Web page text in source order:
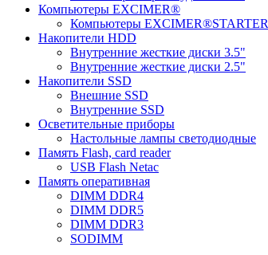
Компьютеры EXCIMER®
Компьютеры EXCIMER®STARTER
Накопители HDD
Внутренние жесткие диски 3.5"
Внутренние жесткие диски 2.5"
Накопители SSD
Внешние SSD
Внутренние SSD
Осветительные приборы
Настольные лампы светодиодные
Память Flash, card reader
USB Flash Netac
Память оперативная
DIMM DDR4
DIMM DDR5
DIMM DDR3
SODIMM